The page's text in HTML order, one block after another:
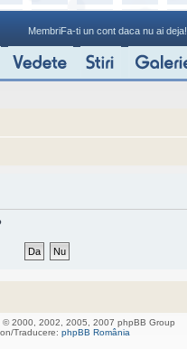
MembriFa-ti un cont daca nu ai deja!
© 2000, 2002, 2005, 2007 phpBB Group
Traducere: phpBB România